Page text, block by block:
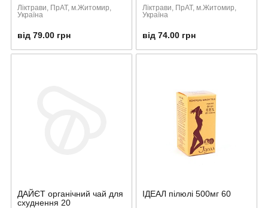
Ліктрави, ПрАТ, м.Житомир,
Україна
від 79.00 грн
Ліктрави, ПрАТ, м.Житомир,
Україна
від 74.00 грн
ДАЙЄТ органічний чай для
схуднення 20
ІДЕАЛ пілюлі 500мг 60